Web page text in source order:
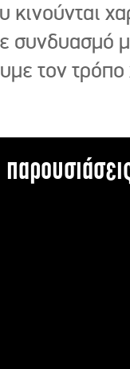
κινούνται
συνδυασμό
τον